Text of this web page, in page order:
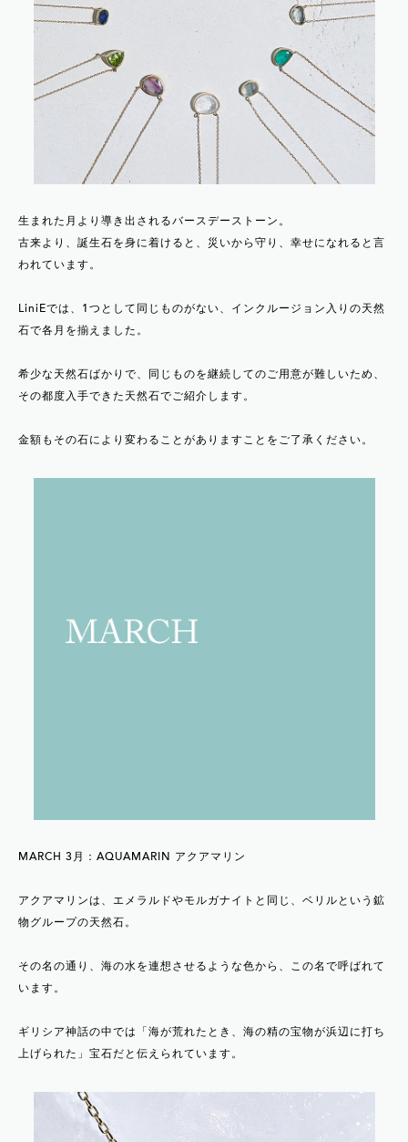
生まれた月より導き出されるバースデーストーン。
古来より、誕生石を身に着けると、災いから守り、幸せになれると言
われています。
LiniEでは、1つとして同じものがない、インクルージョン入りの天然
石で各月を揃えました。
希少な天然石ばかりで、同じものを継続してのご用意が難しいため、
その都度入手できた天然石でご紹介します。
金額もその石により変わることがありますことをご了承ください。
MARCH 3月：AQUAMARIN アクアマリン
アクアマリンは、エメラルドやモルガナイトと同じ、ベリルという鉱
物グループの天然石。
その名の通り、海の水を連想させるような色から、この名で呼ばれて
います。
ギリシア神話の中では「海が荒れたとき、海の精の宝物が浜辺に打ち
上げられた」宝石だと伝えられています。